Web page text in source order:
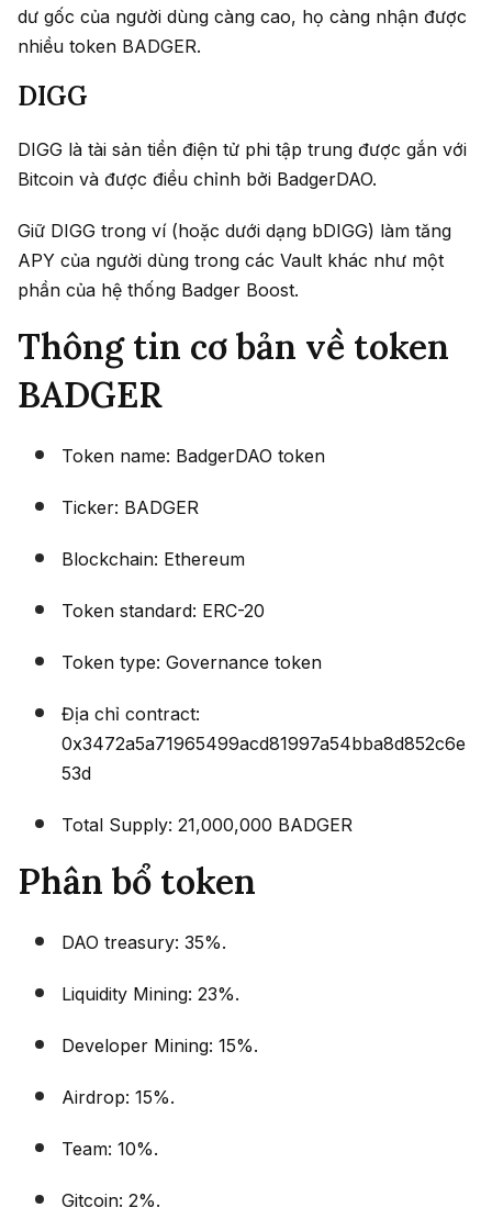
dư gốc của người dùng càng cao, họ càng nhận được
nhiều token BADGER.
DIGG
DIGG là tài sản tiền điện tử phi tập trung được gắn với
Bitcoin và được điều chỉnh bởi BadgerDAO.
Giữ DIGG trong ví (hoặc dưới dạng bDIGG) làm tăng
APY của người dùng trong các Vault khác như một
phần của hệ thống Badger Boost.
Thông tin cơ bản về token
BADGER
Token name: BadgerDAO token
Ticker: BADGER
Blockchain: Ethereum
Token standard: ERC-20
Token type: Governance token
Địa chỉ contract:
0x3472a5a71965499acd81997a54bba8d852c6e
53d
Total Supply: 21,000,000 BADGER
Phân bổ token
DAO treasury: 35%.
Liquidity Mining: 23%.
Developer Mining: 15%.
Airdrop: 15%.
Team: 10%.
Gitcoin: 2%.